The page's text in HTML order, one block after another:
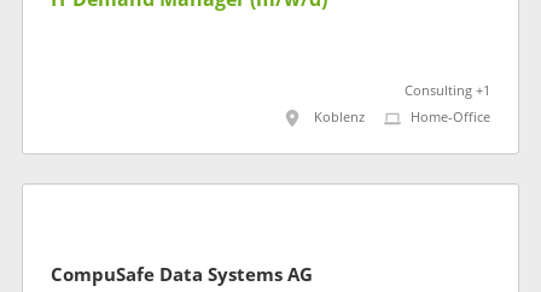
Consulting +1
Koblenz
Home-Office
CompuSafe Data Systems AG